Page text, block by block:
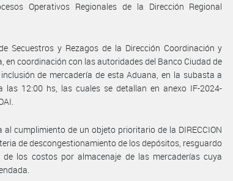
Operativos Regionales de la Dirección Regional
Secuestros y Rezagos de la Dirección Coordinación y
en coordinación con las autoridades del Banco Ciudad de
de mercadería de esta Aduana, en la subasta a
12:00 hs, las cuales se detallan en anexo IF-2024-
al cumplimiento de un objeto prioritario de la DIRECCION
de descongestionamiento de los depósitos, resguardo
los costos por almacenaje de las mercaderías cuya